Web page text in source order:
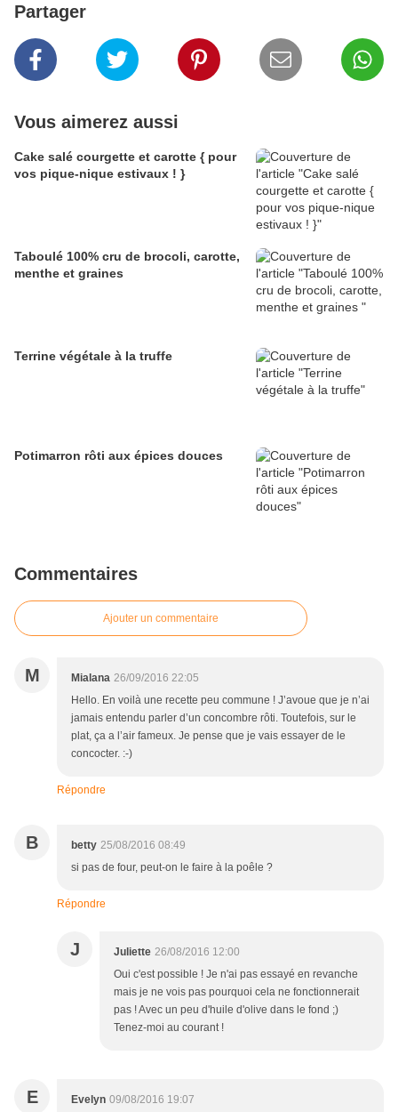
Partager
Vous aimerez aussi
Cake salé courgette et carotte { pour
vos pique-nique estivaux ! }
Taboulé 100% cru de brocoli, carotte,
menthe et graines
Terrine végétale à la truffe
Potimarron rôti aux épices douces
Commentaires
Ajouter un commentaire
M Mialana 26/09/2016 22:05
Hello. En voilà une recette peu commune ! J’avoue que je n’ai
jamais entendu parler d’un concombre rôti. Toutefois, sur le
plat, ça a l’air fameux. Je pense que je vais essayer de le
concocter. :-)
Répondre
B betty 25/08/2016 08:49
si pas de four, peut-on le faire à la poêle ?
Répondre
J Juliette 26/08/2016 12:00
Oui c'est possible ! Je n'ai pas essayé en revanche
mais je ne vois pas pourquoi cela ne fonctionnerait
pas ! Avec un peu d'huile d'olive dans le fond ;)
Tenez-moi au courant !
E Evelyn 09/08/2016 19:07